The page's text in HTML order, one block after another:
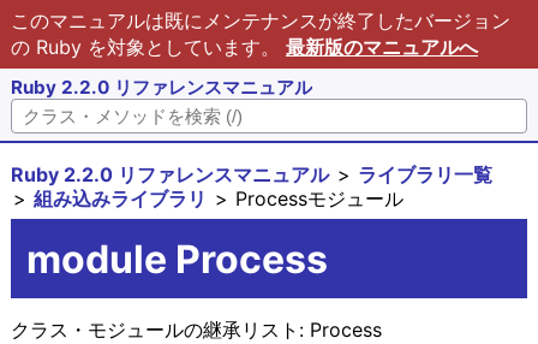
このマニュアルは既にメンテナンスが終了したバージョン
の Ruby を対象としています。 最新版のマニュアルへ
Ruby 2.2.0 リファレンスマニュアル
Ruby 2.2.0 リファレンスマニュアル
ライブラリ一覧
組み込みライブラリ
Processモジュール
module Process
クラス・モジュールの継承リスト: Process